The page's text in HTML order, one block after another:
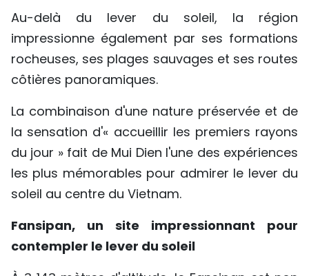
Au-delà du lever du soleil, la région
impressionne également par ses formations
rocheuses, ses plages sauvages et ses routes
côtières panoramiques.
La combinaison d'une nature préservée et de
la sensation d'« accueillir les premiers rayons
du jour » fait de Mui Dien l'une des expériences
les plus mémorables pour admirer le lever du
soleil au centre du Vietnam.
Fansipan, un site impressionnant pour
contempler le lever du soleil